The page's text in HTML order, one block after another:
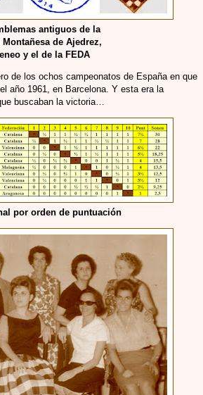
antiguos de la
Montañesa de Ajedrez,
y el de la FEDA
de los ochos campeonatos de España en que
año 1961, en Barcelona. Y esta era la
buscaban la victoria…
por orden de puntuación